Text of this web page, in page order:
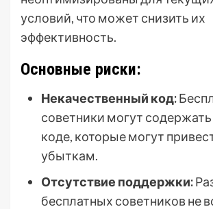
условий, что может снизить их
эффективность.
Основные риски:
Некачественный код:
советники могут
коде, которые могут
убыткам.
Отсутствие поддержки:
бесплатных советников не